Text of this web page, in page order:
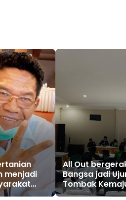
menjadi
Mbois
All Out
Bangsa jadi
Tombak